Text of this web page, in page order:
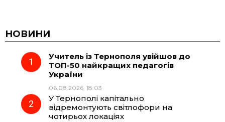
c
e
o
e
r
t
A
НОВИНИ
Учитель із Тернополя увійшов до
ТОП-50 найкращих педагогів
України
06.08.2026, 18:03
У Тернополі капітально
відремонтують світлофори на
чотирьох локаціях